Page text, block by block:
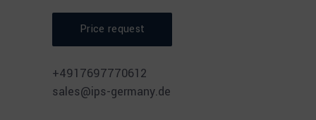
Price request
+4917697770612
sales@ips-germany.de